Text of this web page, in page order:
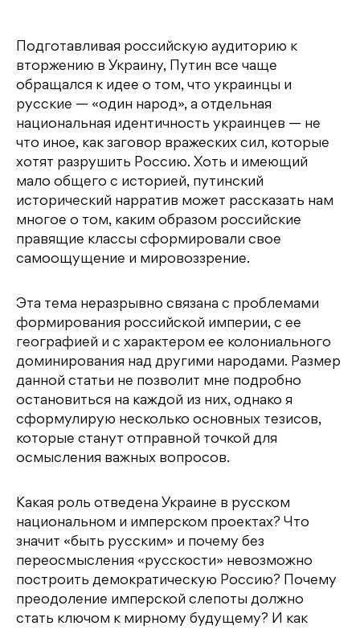
Подготавливая российскую аудиторию к
вторжению в Украину, Путин все чаще
обращался к идее о том, что украинцы и
русские — «один народ», а отдельная
национальная идентичность украинцев — не
что иное, как заговор вражеских сил, которые
хотят разрушить Россию. Хоть и имеющий
мало общего с историей, путинский
исторический нарратив может рассказать нам
многое о том, каким образом российские
правящие классы сформировали свое
самоощущение и мировоззрение.
Эта тема неразрывно связана с проблемами
формирования российской империи, с ее
географией и с характером ее колониального
доминирования над другими народами. Размер
данной статьи не позволит мне подробно
остановиться на каждой из них, однако я
сформулирую несколько основных тезисов,
которые станут отправной точкой для
осмысления важных вопросов.
Какая роль отведена Украине в русском
национальном и имперском проектах? Что
значит «быть русским» и почему без
переосмысления «русскости» невозможно
построить демократическую Россию? Почему
преодоление имперской слепоты должно
стать ключом к мирному будущему? И как